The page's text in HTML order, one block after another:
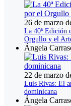
26 de marzo
La 40ª Edición
Orgullo y el
Ángela
22 de marzo
Luis Rivas: El
dominicana
Ángela